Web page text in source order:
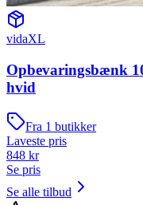
vidaXL
Opbevaringsbænk
hvid
Fra 1 butikker
Laveste pris
848 kr
Se pris
Se alle tilbud